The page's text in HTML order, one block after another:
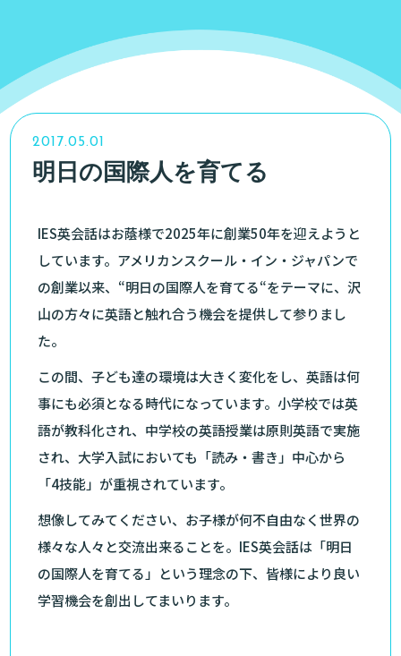
2017.05.01
明日の国際人を育てる
IES英会話はお蔭様で2025年に創業50年を迎えようと
しています。アメリカンスクール・イン・ジャパンで
の創業以来、“明日の国際人を育てる“をテーマに、沢
山の方々に英語と触れ合う機会を提供して参りまし
た。
この間、子ども達の環境は大きく変化をし、英語は何
事にも必須となる時代になっています。小学校では英
語が教科化され、中学校の英語授業は原則英語で実施
され、大学入試においても「読み・書き」中心から
「4技能」が重視されています。
想像してみてください、お子様が何不自由なく世界の
様々な人々と交流出来ることを。IES英会話は「明日
の国際人を育てる」という理念の下、皆様により良い
学習機会を創出してまいります。